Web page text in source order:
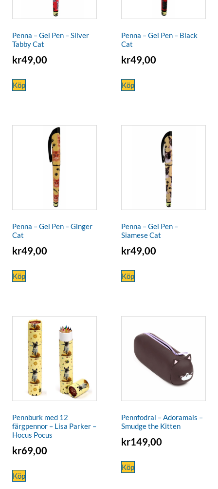
Penna – Gel Pen – Silver
Tabby Cat
kr49,00
Köp
Penna – Gel Pen – Black
Cat
kr49,00
Köp
Penna – Gel Pen – Ginger
Cat
kr49,00
Köp
Penna – Gel Pen –
Siamese Cat
kr49,00
Köp
Pennburk med 12
färgpennor – Lisa Parker –
Hocus Pocus
kr69,00
Köp
Pennfodral – Adoramals –
Smudge the Kitten
kr149,00
Köp